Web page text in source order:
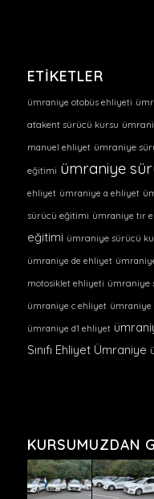
ETIKETLER
ümraniye otobüs ehliyeti
atakent sürücü kursu
manuel ehliyet ümraniye
eğitimi ümraniye
ehliyet ümraniye a ehliyet
sürücü eğitimi ümraniye tır
eğitimi ümraniye sürücü
ümraniye de ehliyet
motosiklet ehliyeti ümraniye
ümraniye c ehliyet ümraniye
ümraniye d1 ehliyet
Sınıfı Ehliyet Ümraniye
KURSUMUZDAN